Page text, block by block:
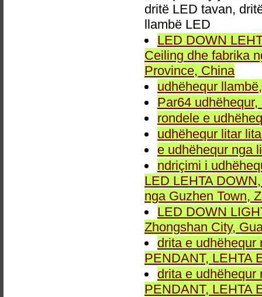
dritë LED tavan,
llambë LED
LED DOWN
Ceiling dhe fabrika
Province, China
udhëhequr
Par64
rondele e
udhëhequr litar
e udhëhequr nga
ndriçimi i
LED LEHTA
nga Guzhen Town,
LED DOWN
Zhongshan City,
drita e udhëhequr
PENDANT, LEHTA
drita e udhëhequr
PENDANT, LEHTA